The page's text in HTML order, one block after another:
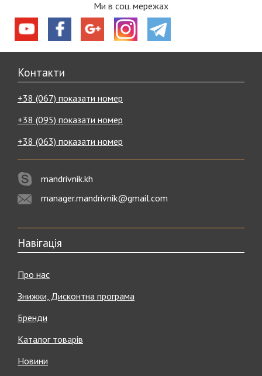
Ми в соц. мережах
Контакти
+38 (067) показати номер
+38 (095) показати номер
+38 (063) показати номер
mandrivnik.kh
manager.mandrivnik@gmail.com
Навігація
Про нас
Знижки, Дисконтна програма
Бренди
Каталог товарів
Новини